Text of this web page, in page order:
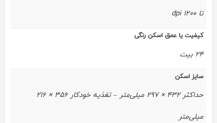
تا 1200 dpi
کیفیت یا عمق اسکن رنگی
24 بیت
سایز اسکن
حداکثر 432 × 297 میلی‌متر – تغذیه خودکار 356 × 216
میلی‌متر